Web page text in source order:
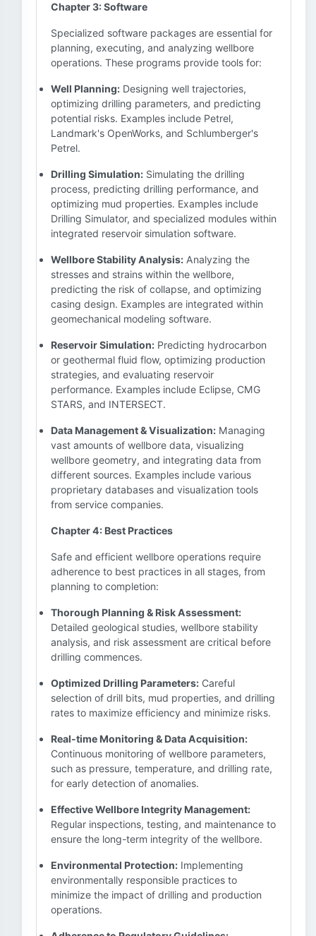
Chapter 3: Software
Specialized software packages are essential for
planning, executing, and analyzing wellbore
operations. These programs provide tools for:
Well Planning: Designing well trajectories,
optimizing drilling parameters, and predicting
potential risks. Examples include Petrel,
Landmark's OpenWorks, and Schlumberger's
Petrel.
Drilling Simulation: Simulating the drilling
process, predicting drilling performance, and
optimizing mud properties. Examples include
Drilling Simulator, and specialized modules within
integrated reservoir simulation software.
Wellbore Stability Analysis: Analyzing the
stresses and strains within the wellbore,
predicting the risk of collapse, and optimizing
casing design. Examples are integrated within
geomechanical modeling software.
Reservoir Simulation: Predicting hydrocarbon
or geothermal fluid flow, optimizing production
strategies, and evaluating reservoir
performance. Examples include Eclipse, CMG
STARS, and INTERSECT.
Data Management & Visualization: Managing
vast amounts of wellbore data, visualizing
wellbore geometry, and integrating data from
different sources. Examples include various
proprietary databases and visualization tools
from service companies.
Chapter 4: Best Practices
Safe and efficient wellbore operations require
adherence to best practices in all stages, from
planning to completion:
Thorough Planning & Risk Assessment:
Detailed geological studies, wellbore stability
analysis, and risk assessment are critical before
drilling commences.
Optimized Drilling Parameters: Careful
selection of drill bits, mud properties, and drilling
rates to maximize efficiency and minimize risks.
Real-time Monitoring & Data Acquisition:
Continuous monitoring of wellbore parameters,
such as pressure, temperature, and drilling rate,
for early detection of anomalies.
Effective Wellbore Integrity Management:
Regular inspections, testing, and maintenance to
ensure the long-term integrity of the wellbore.
Environmental Protection: Implementing
environmentally responsible practices to
minimize the impact of drilling and production
operations.